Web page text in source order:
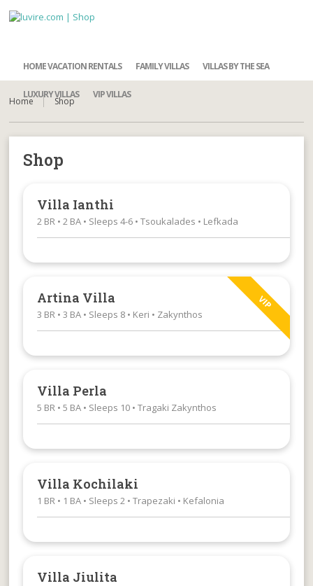
HOME VACATION RENTALS FAMILY VILLAS VILLAS BY THE SEA
LUXURY VILLAS VIP VILLAS
Home Shop
Shop
Villa Ianthi
2 BR • 2 BA • Sleeps 4-6 • Tsoukalades • Lefkada
VIP
Artina Villa
3 BR • 3 BA • Sleeps 8 • Keri • Zakynthos
Villa Perla
5 BR • 5 BA • Sleeps 10 • Tragaki Zakynthos
Villa Kochilaki
1 BR • 1 BA • Sleeps 2 • Trapezaki • Kefalonia
Villa Jiulita